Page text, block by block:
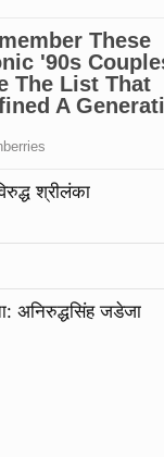
श्रीलंका
अनिरुद्धसिंह जडेजा